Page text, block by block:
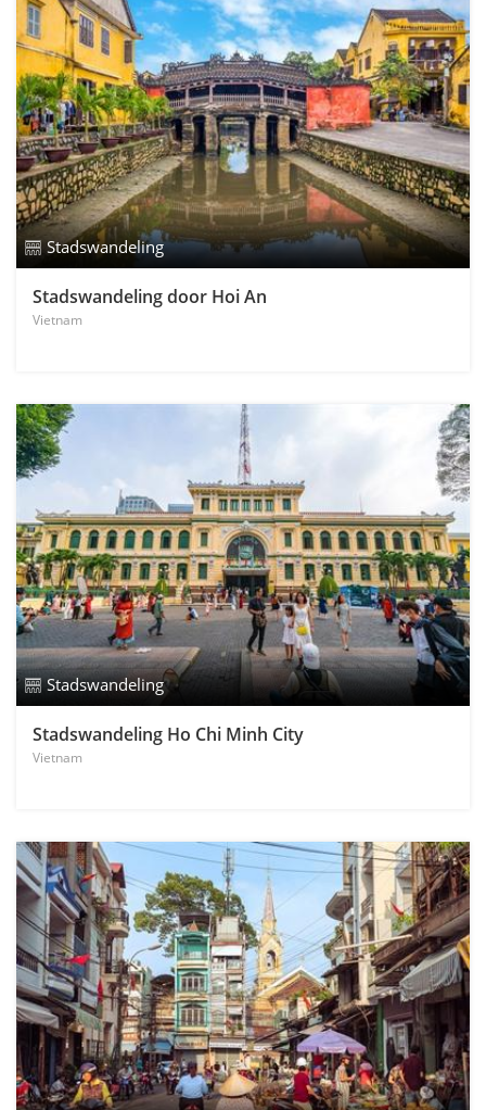
Stadswandeling
Stadswandeling door Hoi An
Vietnam
Stadswandeling
Stadswandeling Ho Chi Minh City
Vietnam